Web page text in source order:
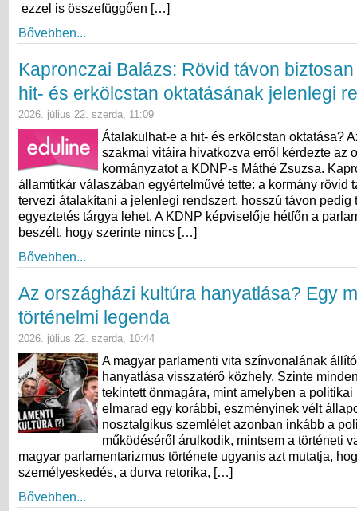
ezzel is összefüggően […]
Bővebben...
Kapronczai Balázs: Rövid távon
hit- és erkölcstan oktatásának jelenlegi
2026. július 22. szerda, 11:09
Átalakulhat-e a hit- és erkölcstan oktatása?
szakmai vitáira hivatkozva erről kérdezte az
kormányzatot a KDNP-s Máthé Zsuzsa.
államtitkár válaszában egyértelművé tette: a kormány rövid
tervezi átalakítani a jelenlegi rendszert, hosszú távon pedig
egyeztetés tárgya lehet. A KDNP képviselője hétfőn a
beszélt, hogy szerinte nincs […]
Bővebben...
Az országházi kultúra hanyatlása? Egy
történelmi legenda
2026. július 22. szerda, 10:44
A magyar parlamenti vita színvonalának
hanyatlása visszatérő közhely. Szinte
tekintett önmagára, mint amelyben a politikai
elmarad egy korábbi, eszményinek vélt
nosztalgikus szemlélet azonban inkább a
működéséről árulkodik, mintsem a történeti
magyar parlamentarizmus története ugyanis azt mutatja,
személyeskedés, a durva retorika, […]
Bővebben...